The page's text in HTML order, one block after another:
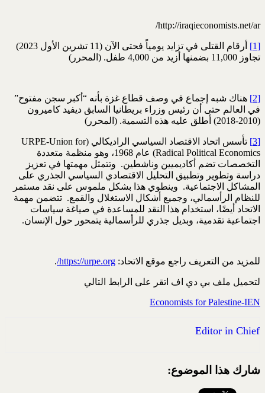
http://iraqieconomists.net/ar/
[1]
أرقام القتلى في تزايد يومياً فحتى الآن (11 تشرين الأول 2023)
تجاوز 11,000 بضمنها أزيد من 4,000 طفل. (المحرر)
[2]
هناك شبه إجماع في وصف قطاع غزة بأنه “أكبر سجن مفتوح”
في العالم حتى أن رئيس وزراء بريطانيا السابق ديفيد كاميرون
(2010-2018) أطلق عليه هذه التسمية. (المحرر)
[3]
تأسس اتحاد الاقتصاد السياسي الراديكالي (URPE-Union for
Radical Political Economics) عام 1968، وهو منظمة متعددة
التخصصات تضم أكاديميين وناشطين. وتتمثل مهمتها في تعزيز
دراسة وتطوير وتطبيق التحليل الاقتصادي السياسي الجذري على
المشاكل الاجتماعية. وينطوي هذا بشكل ملموس على نقد مستمر
للنظام الرأسمالي، وجميع أشكال الاستغلال والقمع. تتضمن مهمة
الاتحاد أيضًا، استخدام هذا النقد للمساعدة في صياغة سياسات
اجتماعية تقدمية، وبديل جذري للرأسمالية يتمحور حول الإنسان.
للمزيد من التعريف راجع موقع الاتحاد: https://urpe.org/
.
لتحميل ملف بي دي اف اتقر على الرابط التالي
Economists for Palestine-IEN
Editor in Chief
شارك هذا الموضوع: